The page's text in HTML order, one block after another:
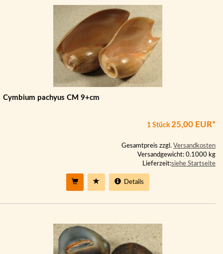
Cymbium pachyus CM 9+cm
1 Stück 25,00 EUR*
Gesamtpreis zzgl. Versandkosten
Versandgewicht: 0.1000 kg
Lieferzeit:siehe Startseite
Details